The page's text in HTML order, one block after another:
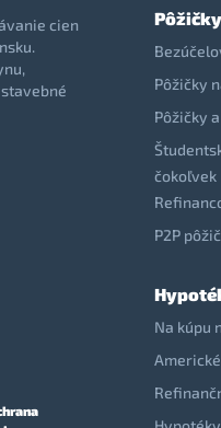
Pôžičky
Pôžičky
Pôžičky
čokoľvek
P2P
Na kúpu
cien